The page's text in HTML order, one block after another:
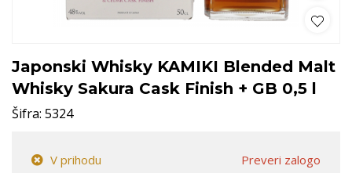
Japonski Whisky KAMIKI Blended Malt
Whisky Sakura Cask Finish + GB 0,5 l
Šifra: 5324
Preveri zalogo
V prihodu